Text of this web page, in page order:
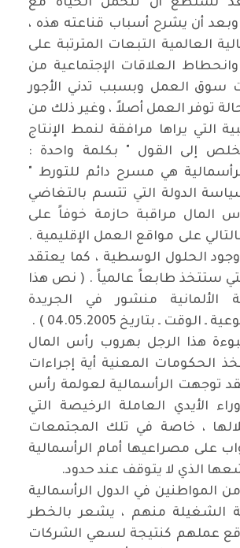
نستطع أن تنحمل الحياة مع
وبعد أن يشرح أسباب قناعته هذه ،
العالمية التبعات المترتبة على
وانحطاط العلاقات الإجتماعية من
سوق العمل وبسبب تدني الأجور
توفر العمل أصلاً ، وغير ذلك من
التي يراها مرافقة لنمط الإنتاج
إلى القول " بكلمة واحدة :
هي مسرح دائم للتورط "
الدولة التي تتسم بالتغاضي
المال مراقبة حازمة خوفاً على
على مواقع العمل الإقليمية .
الحلول الوسطية ، كما يعتقد
ستتخذ طابعاً عالمياً . ( نص هذا
الألمانية منشور في الجريدة
الوقت ـ بتاريخ 04.05.2005 ) .
هذا الرجل بهروب رأس المال
الحكومات المعنية أية إجراءات
توجهت الرأسمالية لعولمة رأس
الأيدي العاملة الرخيصة التي
، خاصة في تلك المجتمعات
على مصراعيها أمام الرأسمالية
الذي لا يتوقف عند حدود.
من المواطنين في الدول الرأسمالية
الشغيلة منهم ، يشعر بالخطر
عملهم كنتيجة لسعي الشركات